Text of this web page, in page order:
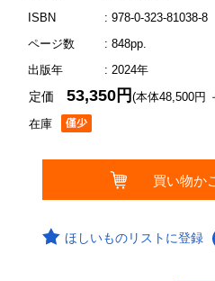
ISBN
: 978-0-323-81038-8
ページ数
: 848pp.
出版年
: 2024年
在庫
定価53,350円(本体48,500円
ほしいものリストに登録